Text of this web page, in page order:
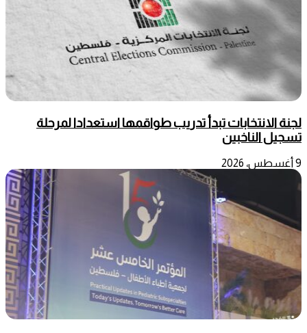
لجنة الانتخابات تبدأ تدريب طواقمها استعدادا لمرحلة
تسجيل الناخبين
9 أغسطس، 2026